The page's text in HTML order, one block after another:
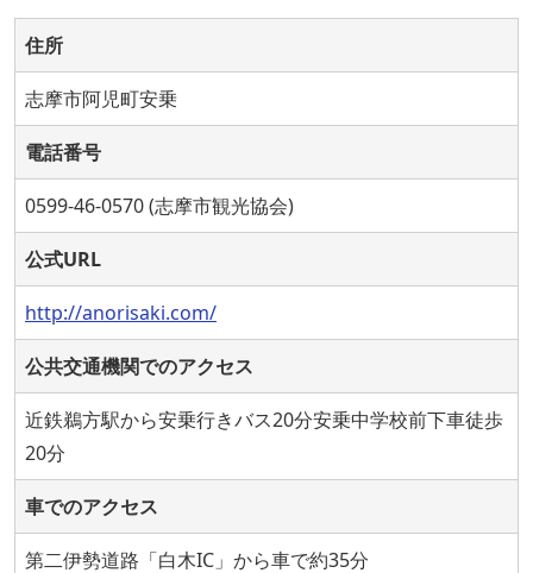
住所
志摩市阿児町安乗
電話番号
0599-46-0570 (志摩市観光協会)
公式URL
http://anorisaki.com/
公共交通機関でのアクセス
近鉄鵜方駅から安乗行きバス20分安乗中学校前下車徒歩
20分
車でのアクセス
第二伊勢道路「白木IC」から車で約35分